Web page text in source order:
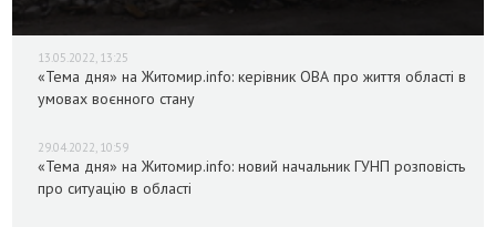
13.05.2022, 13:25
«Тема дня» на Житомир.info: керівник ОВА про життя області в
умовах воєнного стану
29.04.2022, 10:59
«Тема дня» на Житомир.info: новий начальник ГУНП розповість
про ситуацію в області